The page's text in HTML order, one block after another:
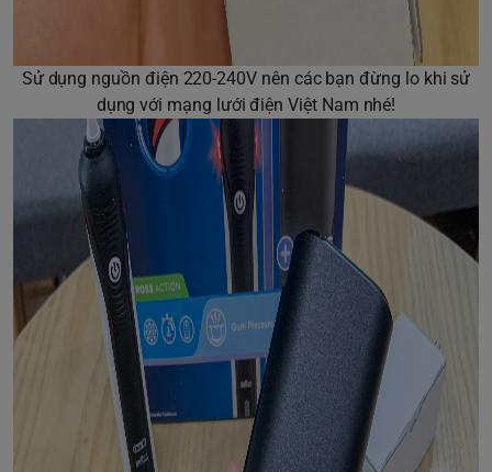
Sử dụng nguồn điện 220-240V nên các bạn đừng lo khi sử
dụng với mạng lưới điện Việt Nam nhé!